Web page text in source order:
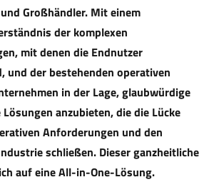
Großhändler. Mit einem
der komplexen
mit denen die Endnutzer
und der bestehenden operativen
in der Lage, glaubwürdige
anzubieten, die die Lücke
Anforderungen und den
schließen. Dieser ganzheitliche
auf eine All-in-One-Lösung.